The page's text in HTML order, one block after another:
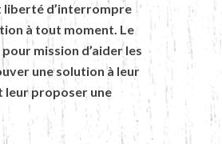
liberté d’interrompre
à tout moment. Le
mission d’aider les
une solution à leur
leur proposer une